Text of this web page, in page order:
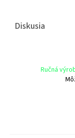
Diskusia
Ručná